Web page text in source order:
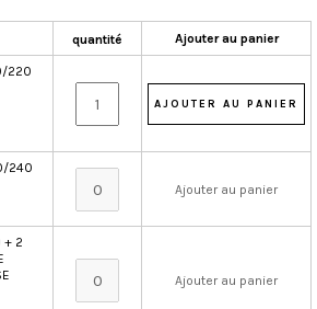
quantité Ajouter au panier
220
240
Ajouter au panier
+ 2
Ajouter au panier